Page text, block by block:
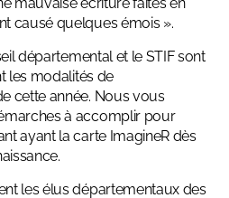
causé quelques émois ».
départemental et le STIF sont
les modalités de
cette année. Nous vous
à accomplir pour
ayant la carte ImagineR dès
les élus départementaux des